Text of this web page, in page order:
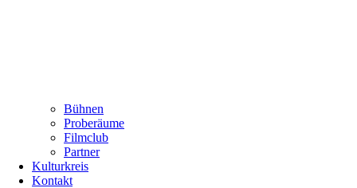
Bühnen
Proberäume
Filmclub
Partner
Kulturkreis
Kontakt